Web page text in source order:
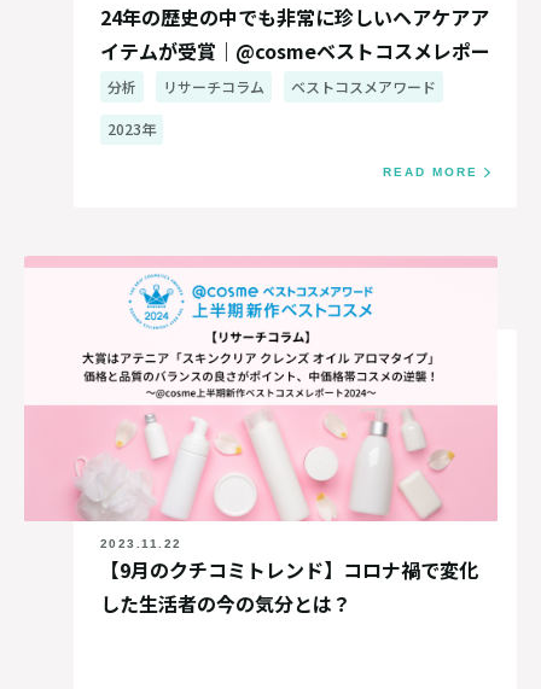
24年の歴史の中でも非常に珍しいヘアケアア
イテムが受賞｜@cosmeベストコスメレポー
ト2023
分析 リサーチコラム ベストコスメアワード
2023年
READ MORE
2023.11.22
【9月のクチコミトレンド】コロナ禍で変化
した生活者の今の気分とは？